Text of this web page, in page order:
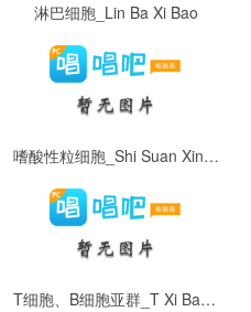
淋巴细胞_Lin Ba Xi Bao
嗜酸性粒细胞_Shi Suan Xing Li Xi Bao
T细胞、B细胞亚群_T Xi Bao 、 B Xi Bao Ya Qun